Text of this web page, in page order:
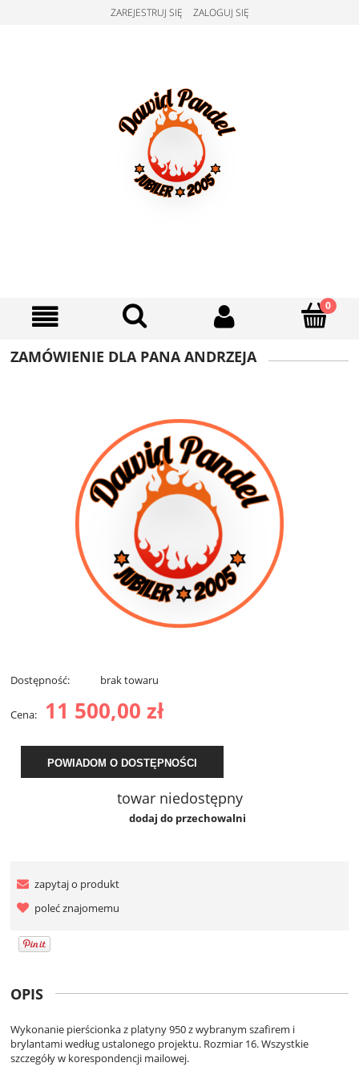
ZAREJESTRUJ SIĘ ZALOGUJ SIĘ
ZAMÓWIENIE DLA PANA ANDRZEJA
Dostępność: brak towaru
Cena: 11 500,00 zł
POWIADOM O DOSTĘPNOŚCI
towar niedostępny
dodaj do przechowalni
zapytaj o produkt
poleć znajomemu
OPIS
Wykonanie pierścionka z platyny 950 z wybranym szafirem i
brylantami według ustalonego projektu. Rozmiar 16. Wszystkie
szczegóły w korespondencji mailowej.